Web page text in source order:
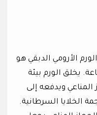
الأرومي الدبقي هو
يخلق الورم بيئة
المناعي ويدفعه إلى
الخلايا السرطانية.